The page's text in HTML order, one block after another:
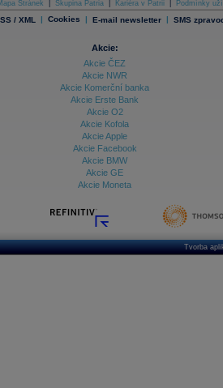
Stránek Skupina Patria Kariéra v Patrii Podmínky
/ XML | Cookies | E-mail newsletter | SMS
Akcie:
Akcie ČEZ
Akcie NWR
Akcie Komerční banka
Akcie Erste Bank
Akcie O2
Akcie Kofola
Akcie Apple
Akcie Facebook
Akcie BMW
Akcie GE
Akcie Moneta
Tvorba